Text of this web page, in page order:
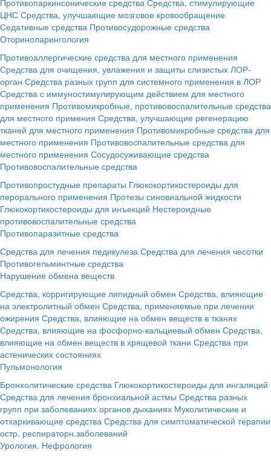
ЦНС Средства, улучшающие мозговое кровообращение
Седативные средства Противосудорожные средства
Оториноларингология
Противоаллергические средства для местного применения
Средства для очищения, увлажения и защиты слизистых ЛОР-
орган Средства разных групп для системного применения в ЛОР
Средства с иммуностимулирующим действием для местного
применения Противомикробные, противовоспалительные средства
для местного примения Средства, улучшающие регенерацию
тканей для местного применения Противомикробные средства для
местного применения Противовоспалительные средства для
местного применения Сосудосуживающие средства
Противовоспалительные средства
Противопростудные препараты Глюкокортикостероиды для
перорального применения Протезы синовиальной жидкости
Глюкокортикостероиды для инъекций Нестероидные
противовоспалительные средства
Противопаразитные средства
Средства для лечения педикулеза Средства для лечения чесотки
Противогельминтные средства
Нарушение обмена веществ
Средства, корригирующие липидный обмен Средства, влияющие
на электролитный обмен Средства, применяемые при лечении
ожирения Средства, влияющие на обмен веществ в тканях
Средства, влияющие на фосфорно-кальциевый обмен Средства,
влияющие на обмен веществ в хрящевой ткани Средства при
астенических состояниях
Пульмонология
Бронхолитические средства Глюкокортикостероиды для ингаляций
Средства для лечения бронхиальной астмы Средства разных
групп при заболеваниях органов дыханиях Муколитические и
отхаркивающие средства Средства для симптоматической терапии
остр. респираторн.заболеваний
Урология. Нефрология